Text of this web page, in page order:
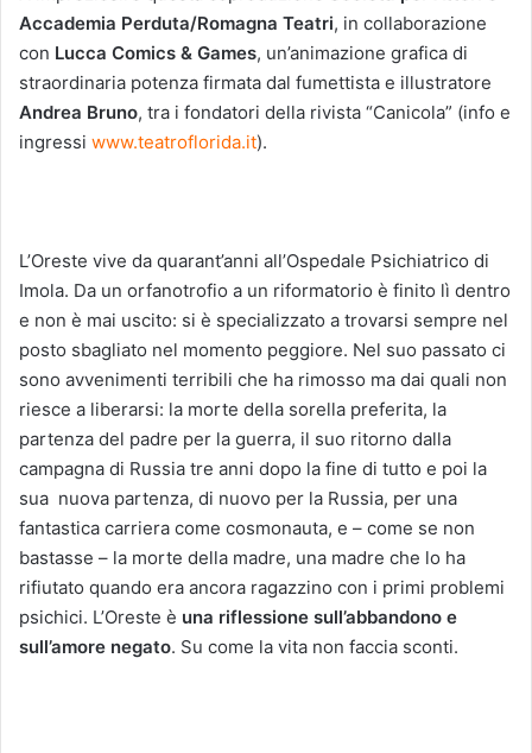
Accademia Perduta/Romagna Teatri, in collaborazione
con Lucca Comics & Games, un’animazione grafica di
straordinaria potenza firmata dal fumettista e illustratore
Andrea Bruno, tra i fondatori della rivista “Canicola” (info e
ingressi www.teatroflorida.it).
L’Oreste vive da quarant’anni all’Ospedale Psichiatrico di
Imola. Da un orfanotrofio a un riformatorio è finito lì dentro
e non è mai uscito: si è specializzato a trovarsi sempre nel
posto sbagliato nel momento peggiore. Nel suo passato ci
sono avvenimenti terribili che ha rimosso ma dai quali non
riesce a liberarsi: la morte della sorella preferita, la
partenza del padre per la guerra, il suo ritorno dalla
campagna di Russia tre anni dopo la fine di tutto e poi la
sua nuova partenza, di nuovo per la Russia, per una
fantastica carriera come cosmonauta, e – come se non
bastasse – la morte della madre, una madre che lo ha
rifiutato quando era ancora ragazzino con i primi problemi
psichici. L’Oreste è una riflessione sull’abbandono e
sull’amore negato. Su come la vita non faccia sconti.